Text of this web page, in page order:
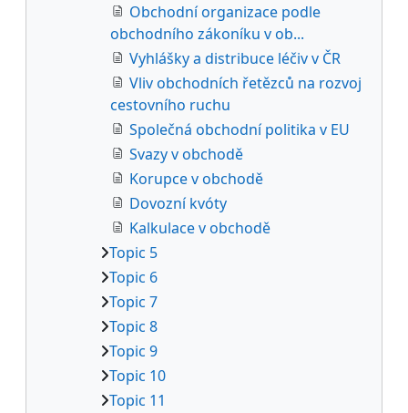
Obchodní organizace podle
obchodního zákoníku v ob...
Vyhlášky a distribuce léčiv v ČR
Vliv obchodních řetězců na rozvoj
cestovního ruchu
Společná obchodní politika v EU
Svazy v obchodě
Korupce v obchodě
Dovozní kvóty
Kalkulace v obchodě
Topic 5
Topic 6
Topic 7
Topic 8
Topic 9
Topic 10
Topic 11